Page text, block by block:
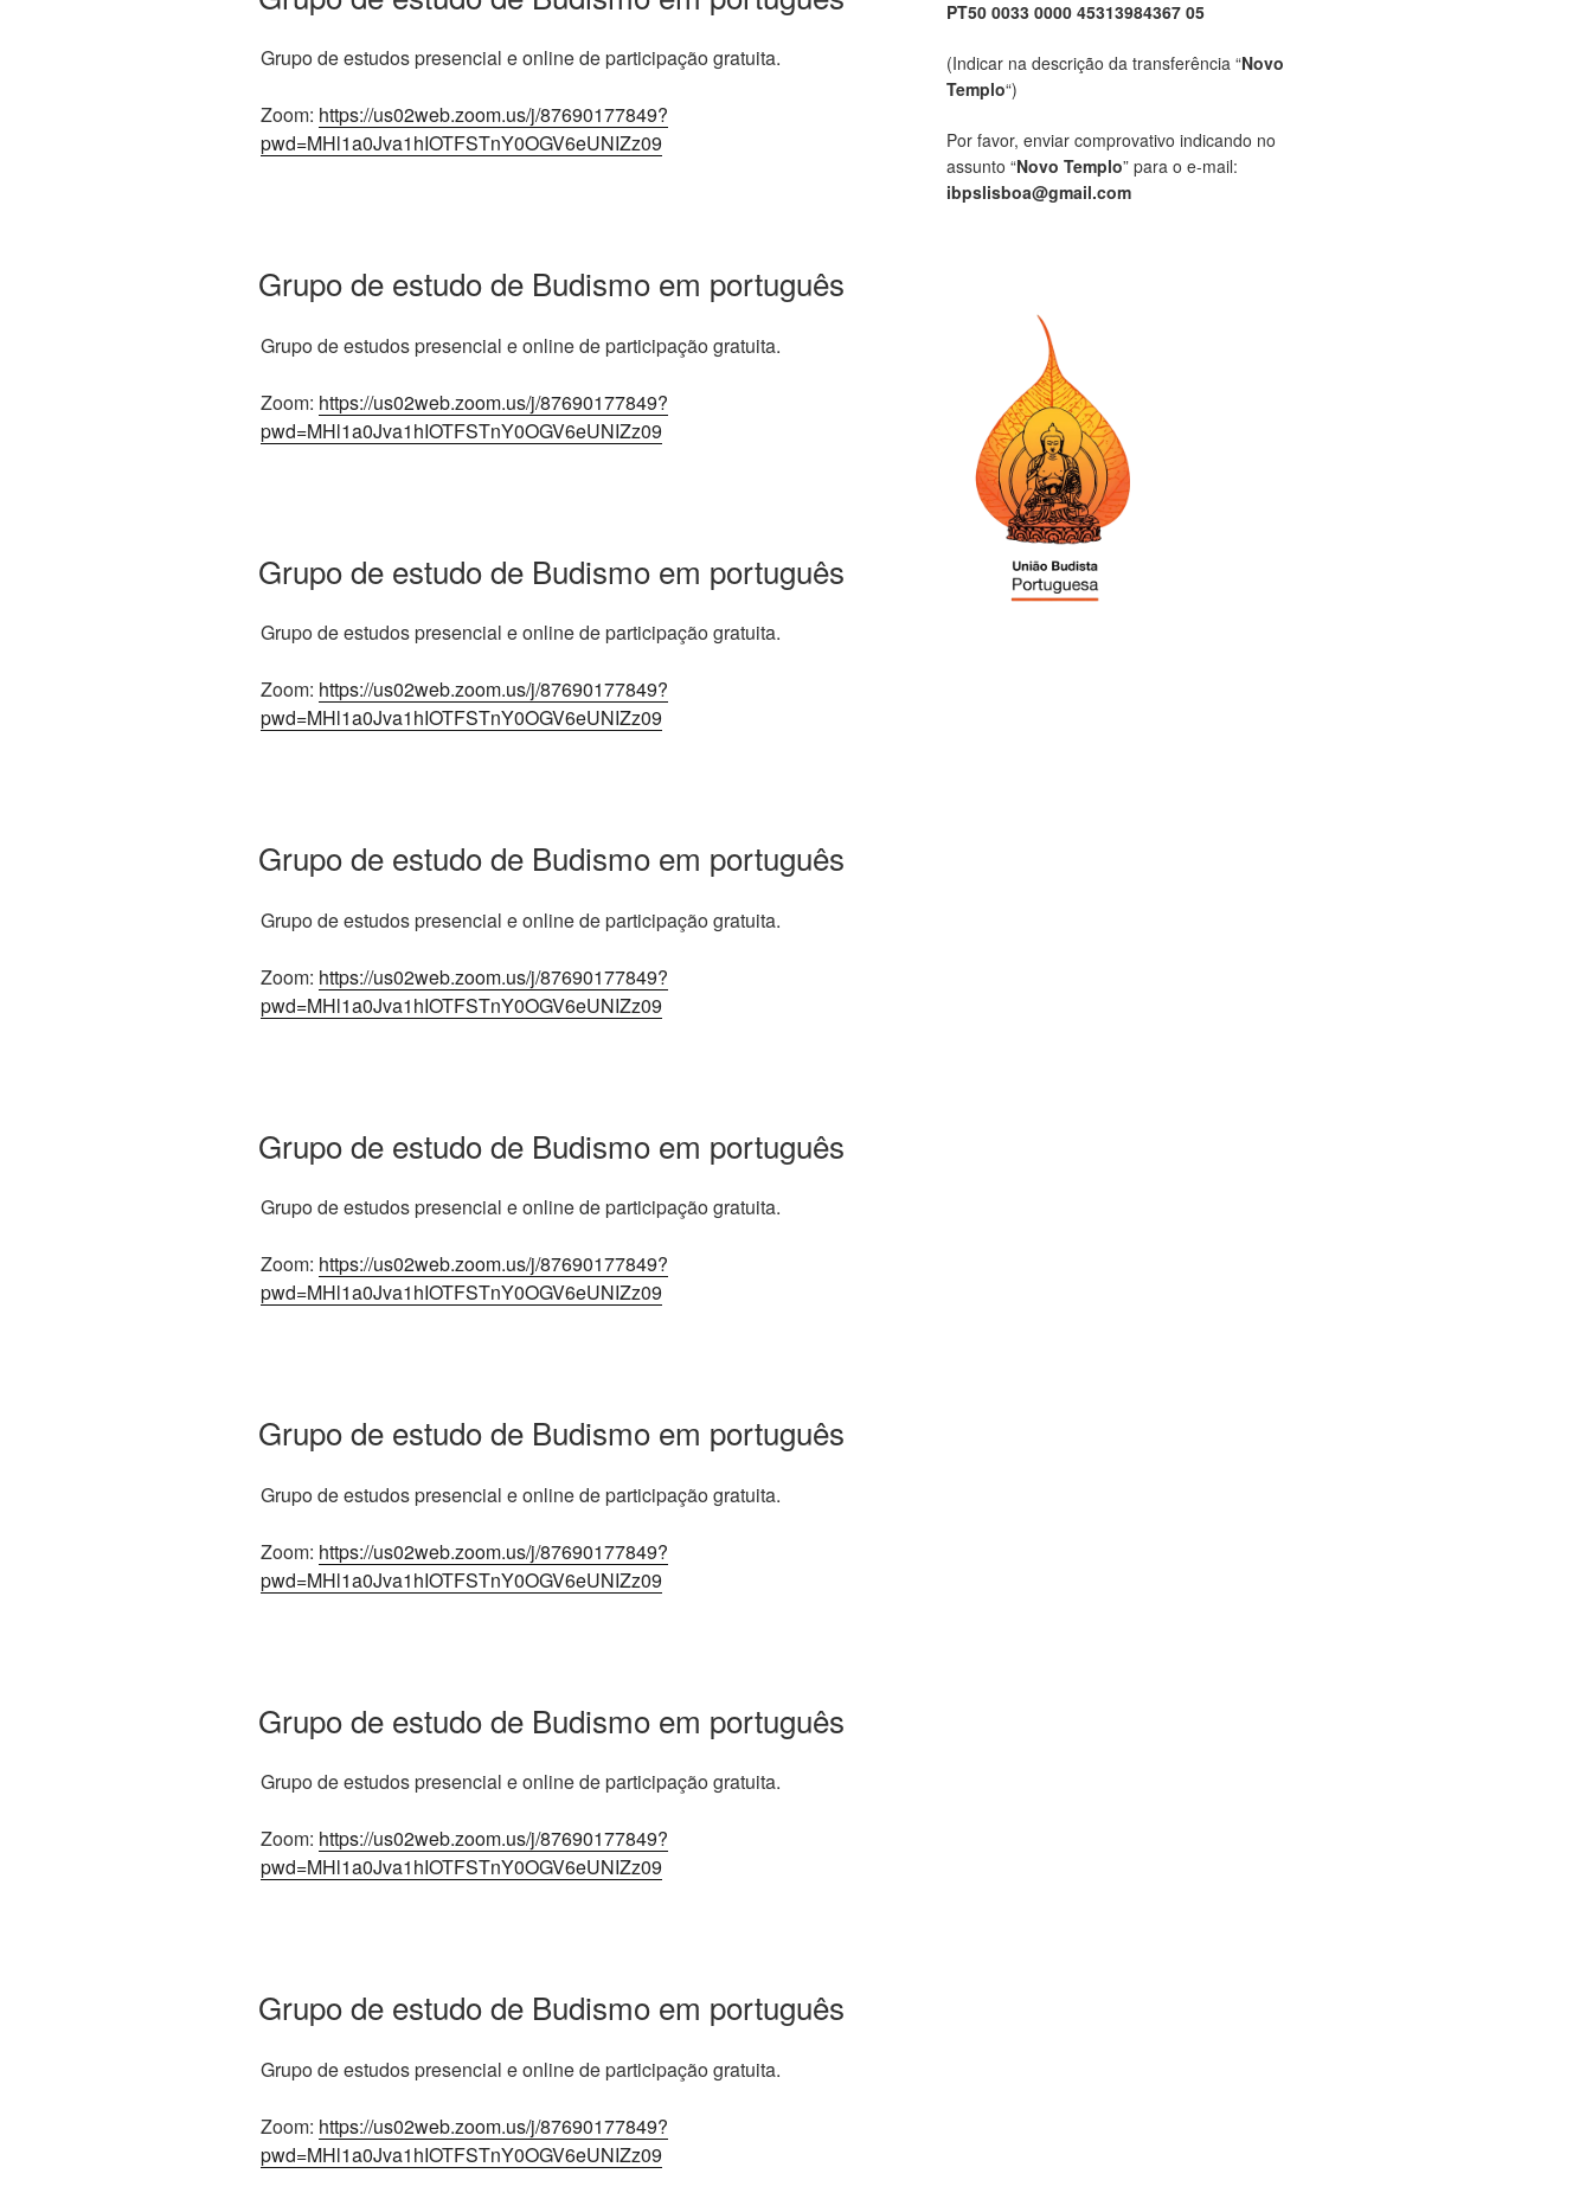
Grupo de estudos presencial e online de participação gratuita.
Zoom: https://us02web.zoom.us/j/87690177849?
pwd=MHl1a0Jva1hIOTFSTnY0OGV6eUNIZz09
Grupo de estudo de Budismo em português
Grupo de estudos presencial e online de participação gratuita.
Zoom: https://us02web.zoom.us/j/87690177849?
pwd=MHl1a0Jva1hIOTFSTnY0OGV6eUNIZz09
Grupo de estudo de Budismo em português
Grupo de estudos presencial e online de participação gratuita.
Zoom: https://us02web.zoom.us/j/87690177849?
pwd=MHl1a0Jva1hIOTFSTnY0OGV6eUNIZz09
Grupo de estudo de Budismo em português
Grupo de estudos presencial e online de participação gratuita.
Zoom: https://us02web.zoom.us/j/87690177849?
pwd=MHl1a0Jva1hIOTFSTnY0OGV6eUNIZz09
Grupo de estudo de Budismo em português
Grupo de estudos presencial e online de participação gratuita.
Zoom: https://us02web.zoom.us/j/87690177849?
pwd=MHl1a0Jva1hIOTFSTnY0OGV6eUNIZz09
Grupo de estudo de Budismo em português
Grupo de estudos presencial e online de participação gratuita.
Zoom: https://us02web.zoom.us/j/87690177849?
pwd=MHl1a0Jva1hIOTFSTnY0OGV6eUNIZz09
Grupo de estudo de Budismo em português
Grupo de estudos presencial e online de participação gratuita.
Zoom: https://us02web.zoom.us/j/87690177849?
pwd=MHl1a0Jva1hIOTFSTnY0OGV6eUNIZz09
Grupo de estudo de Budismo em português
Grupo de estudos presencial e online de participação gratuita.
Zoom: https://us02web.zoom.us/j/87690177849?
pwd=MHl1a0Jva1hIOTFSTnY0OGV6eUNIZz09
PT50 0033 0000 45313984367 05
(Indicar na descrição da transferência “Novo
Templo“)
Por favor, enviar comprovativo indicando no
assunto “Novo Templo” para o e-mail:
ibpslisboa@gmail.com